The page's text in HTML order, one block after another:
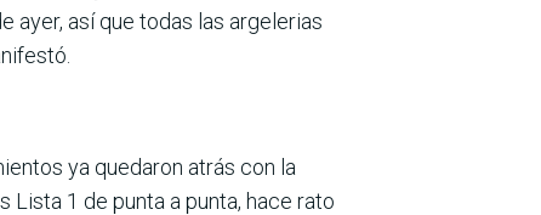
ayer, así que todas las argelerias
ya quedaron atrás con la
Lista 1 de punta a punta, hace rato